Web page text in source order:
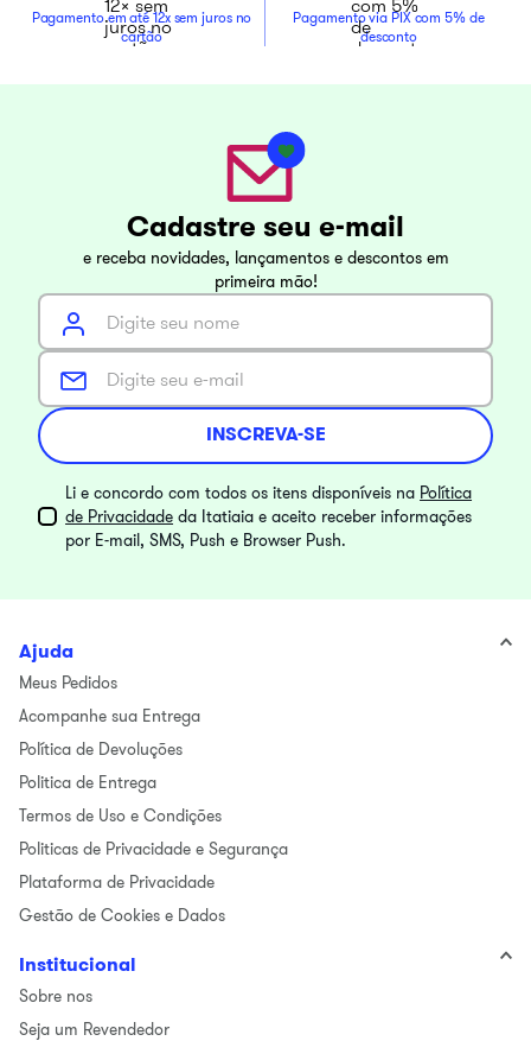
Pagamento em até 12x sem juros no
cartão
Pagamento via PIX com 5% de
desconto
Cadastre seu e-mail
e receba novidades, lançamentos e descontos em
primeira mão!
INSCREVA-SE
Li e concordo com todos os itens disponíveis na Política
de Privacidade da Itatiaia e aceito receber informações
por E-mail, SMS, Push e Browser Push.
Ajuda
Meus Pedidos
Acompanhe sua Entrega
Política de Devoluções
Politica de Entrega
Termos de Uso e Condições
Politicas de Privacidade e Segurança
Plataforma de Privacidade
Gestão de Cookies e Dados
Institucional
Sobre nos
Seja um Revendedor